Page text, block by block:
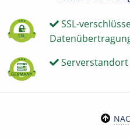
SSL-
Serverstandort